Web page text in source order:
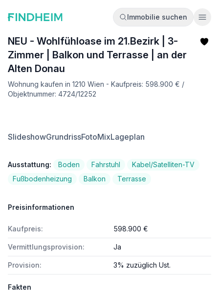
Immobilie suchen
NEU - Wohlfühloase im 21.Bezirk | 3-
Zimmer | Balkon und Terrasse | an der
Alten Donau
Wohnung kaufen in 1210 Wien - Kaufpreis: 598.900 € /
Objektnummer: 4724/12252
SlideshowGrundrissFotoMixLageplan
Ausstattung: Boden Fahrstuhl
Kabel/Satelliten-TV
Fußbodenheizung
Balkon Terrasse
Preisinformationen
Kaufpreis: 598.900 €
Vermittlungsprovision: Ja
Provision: 3% zuzüglich Ust.
Fakten